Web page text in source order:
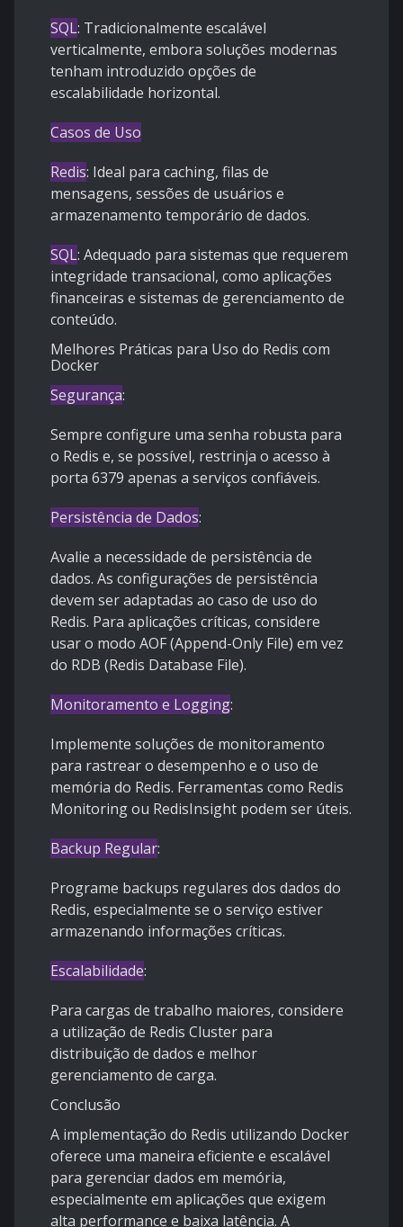
SQL: Tradicionalmente escalável
verticalmente, embora soluções modernas
tenham introduzido opções de
escalabilidade horizontal.
Casos de Uso
Redis: Ideal para caching, filas de
mensagens, sessões de usuários e
armazenamento temporário de dados.
SQL: Adequado para sistemas que requerem
integridade transacional, como aplicações
financeiras e sistemas de gerenciamento de
conteúdo.
Melhores Práticas para Uso do Redis com
Docker
Segurança:
Sempre configure uma senha robusta para
o Redis e, se possível, restrinja o acesso à
porta 6379 apenas a serviços confiáveis.
Persistência de Dados:
Avalie a necessidade de persistência de
dados. As configurações de persistência
devem ser adaptadas ao caso de uso do
Redis. Para aplicações críticas, considere
usar o modo AOF (Append-Only File) em vez
do RDB (Redis Database File).
Monitoramento e Logging:
Implemente soluções de monitoramento
para rastrear o desempenho e o uso de
memória do Redis. Ferramentas como Redis
Monitoring ou RedisInsight podem ser úteis.
Backup Regular:
Programe backups regulares dos dados do
Redis, especialmente se o serviço estiver
armazenando informações críticas.
Escalabilidade:
Para cargas de trabalho maiores, considere
a utilização de Redis Cluster para
distribuição de dados e melhor
gerenciamento de carga.
Conclusão
A implementação do Redis utilizando Docker
oferece uma maneira eficiente e escalável
para gerenciar dados em memória,
especialmente em aplicações que exigem
alta performance e baixa latência. A